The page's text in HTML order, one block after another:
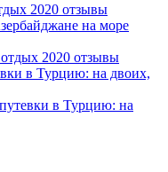
2020 отзывы
на море
2020 отзывы
в Турцию: на двоих,
в Турцию: на